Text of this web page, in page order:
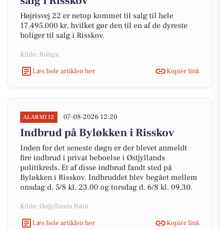
Højrisvej 22 er netop kommet til salg til hele
17.495.000 kr, hvilket gør den til en af de dyreste
boliger til salg i Risskov.
Kilde: Boliga
Læs hele artiklen her
Kopiér link
ALARM112 07-08-2026 12:20
Indbrud på Byløkken i Risskov
Inden for det seneste døgn er der blevet anmeldt
fire indbrud i privat beboelse i Østjyllands
politikreds. Et af disse indbrud fandt sted på
Byløkken i Risskov. Indbruddet blev begået mellem
onsdag d. 5/8 kl. 23.00 og torsdag d. 6/8 kl. 09.30.
Kilde: Østjyllands Politi
Læs hele artiklen her
Kopiér link